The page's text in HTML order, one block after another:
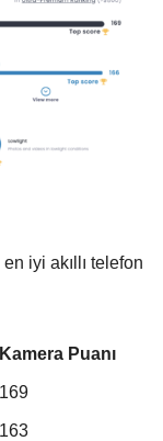
iyi akıllı telefon
Kamera Puanı
169
163